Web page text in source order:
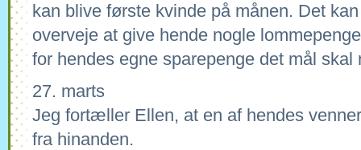
kan blive første kvinde på månen. Det
overveje at give hende nogle
for hendes egne sparepenge det mål skal
27. marts
Jeg fortæller Ellen, at en af hendes
fra hinanden.